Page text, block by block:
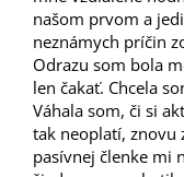
našom prvom a
neznámych príčin
Odrazu som bola
len čakať. Chcela
Váhala som, či si
tak neoplatí, znovu
pasívnej členke mi